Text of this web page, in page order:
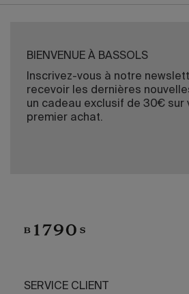
BIENVENUE À BASSOLS
Inscrivez-vous à notre
recevoir les dernières
un cadeau exclusif de 30€ sur
premier achat.
SERVICE CLIENT